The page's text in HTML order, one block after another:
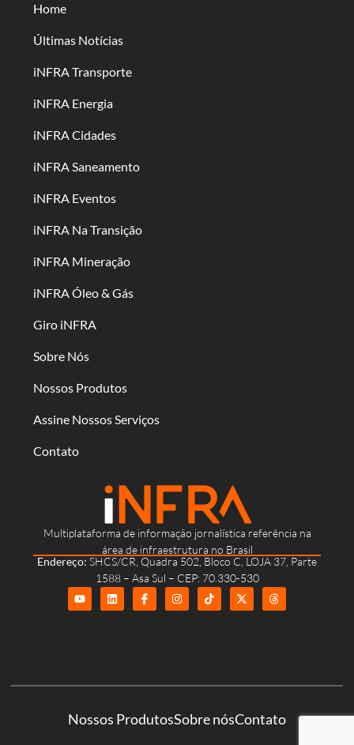
Multiplataforma de informação jornalística referência na
área de infraestrutura no Brasil
Endereço: SHCS/CR, Quadra 502, Bloco C, LOJA 37, Parte
1588 – Asa Sul – CEP: 70.330-530
Home
Últimas Notícias
iNFRA Transporte
iNFRA Energia
iNFRA Cidades
iNFRA Saneamento
iNFRA Eventos
iNFRA Na Transição
iNFRA Mineração
iNFRA Óleo & Gás
Giro iNFRA
Sobre Nós
Nossos Produtos
Assine Nossos Serviços
Contato
Nossos ProdutosSobre nósContato